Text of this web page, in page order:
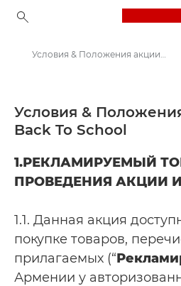
Кэшбэк Canon | Предложения | Скидки
Условия & Положения акции “Back To School” Canon CEE
Условия &
Back To School
1.РЕКЛАМИРУЕМЫЙ
ПРОВЕДЕНИЯ АКЦИИ
1.1. Данная акция
покупке товаров,
прилагаемых (“
Армении у